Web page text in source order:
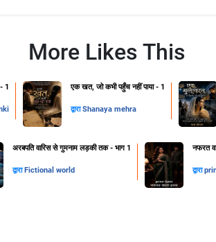
More Likes This
1 एक खत, जो कभी पहुँच नहीं पाया - 1
द्वाराShanaya mehra
अरबपति वारिस से गुमनाम लड़की तक - भाग 1
द्वारा Fictional world
नफरत
द्वारा